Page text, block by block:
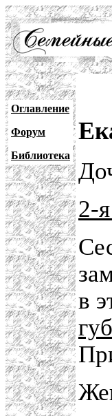
Оглавление
Форум
Библиотека
2-
в